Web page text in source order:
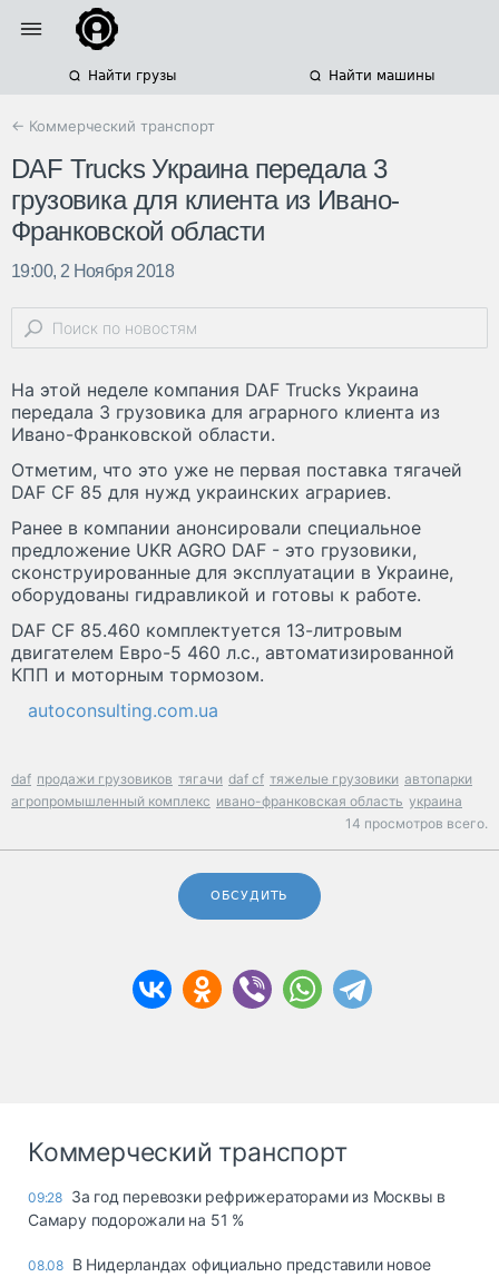
Найти грузы Найти машины
← Коммерческий транспорт
DAF Trucks Украина передала 3
грузовика для клиента из Ивано-
Франковской области
19:00, 2 Ноября 2018
На этой неделе компания DAF Trucks Украина
передала 3 грузовика для аграрного клиента из
Ивано-Франковской области.
Отметим, что это уже не первая поставка тягачей
DAF CF 85 для нужд украинских аграриев.
Ранее в компании анонсировали специальное
предложение UKR AGRO DAF - это грузовики,
сконструированные для эксплуатации в Украине,
оборудованы гидравликой и готовы к работе.
DAF CF 85.460 комплектуется 13-литровым
двигателем Евро-5 460 л.с., автоматизированной
КПП и моторным тормозом.
autoconsulting.com.ua
daf продажи грузовиков тягачи daf cf тяжелые грузовики автопарки
агропромышленный комплекс ивано-франковская область украина
14 просмотров всего.
ОБСУДИТЬ
Коммерческий транспорт
09:28 За год перевозки рефрижераторами из Москвы в
Самару подорожали на 51 %
08.08 В Нидерландах официально представили новое